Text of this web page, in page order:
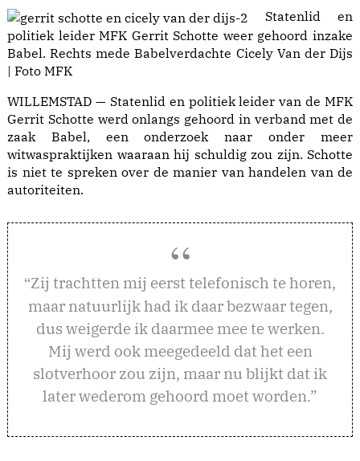
Statenlid en
politiek leider MFK Gerrit Schotte weer gehoord inzake
Babel. Rechts mede Babelverdachte Cicely Van der Dijs
| Foto MFK
WILLEMSTAD — Statenlid en politiek leider van de MFK
Gerrit Schotte werd onlangs gehoord in verband met de
zaak Babel, een onderzoek naar onder meer
witwaspraktijken waaraan hij schuldig zou zijn. Schotte
is niet te spreken over de manier van handelen van de
autoriteiten.
“Zij trachtten mij eerst telefonisch te horen,
maar natuurlijk had ik daar bezwaar tegen,
dus weigerde ik daarmee mee te werken.
Mij werd ook meegedeeld dat het een
slotverhoor zou zijn, maar nu blijkt dat ik
later wederom gehoord moet worden.”